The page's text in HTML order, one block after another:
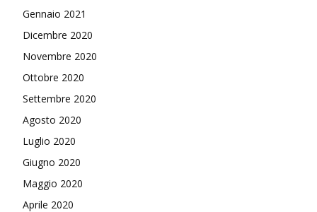
Gennaio 2021
Dicembre 2020
Novembre 2020
Ottobre 2020
Settembre 2020
Agosto 2020
Luglio 2020
Giugno 2020
Maggio 2020
Aprile 2020